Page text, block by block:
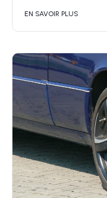
EN SAVOIR PLUS